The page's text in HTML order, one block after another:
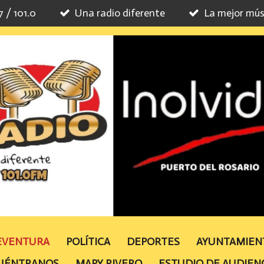
/ 101.0 Una radio diferente La mejor
POLÍTICA DEPORTES